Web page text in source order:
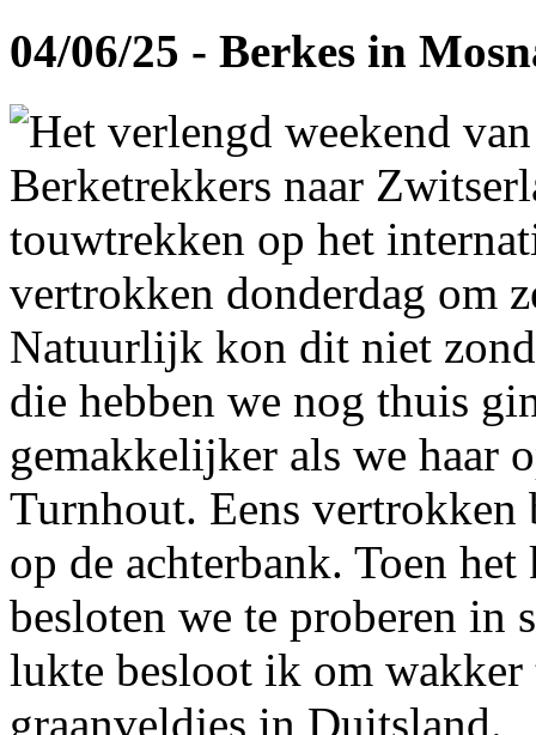
04/06/25 - Berkes in
Het verlengd weekend
Berketrekkers naar
touwtrekken op het
vertrokken donderdag om
Natuurlijk kon dit niet
die hebben we nog thuis
gemakkelijker als we haar
Turnhout. Eens vertrokken
op de achterbank. Toen
besloten we te proberen in
lukte besloot ik om
graanveldjes in Duitsland.